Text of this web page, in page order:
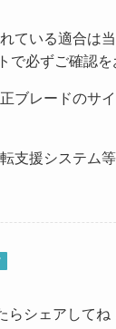
ている適合は
で必ずご確認を
ブレードのサ
支援システム
らシェアしてね